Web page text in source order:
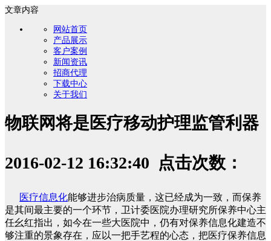
文章内容
网站首页
产品展示
客户案例
新闻资讯
招商代理
下载中心
关于我们
物联网将是医疗移动护理监管利器
2016-02-12 16:32:40 点击次数：
医疗信息化能够进步治病质量，这已经成为一致，而保养
是其间最主要的一个环节，卫计委医院办理研究所保养中心主
任幺红指出，如今在一些大医院中，仍有对保养信息化建造不
够注重的景象存在，应以一把手艺程的心态，把医疗保养信息